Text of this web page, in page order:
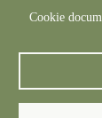
Cookie